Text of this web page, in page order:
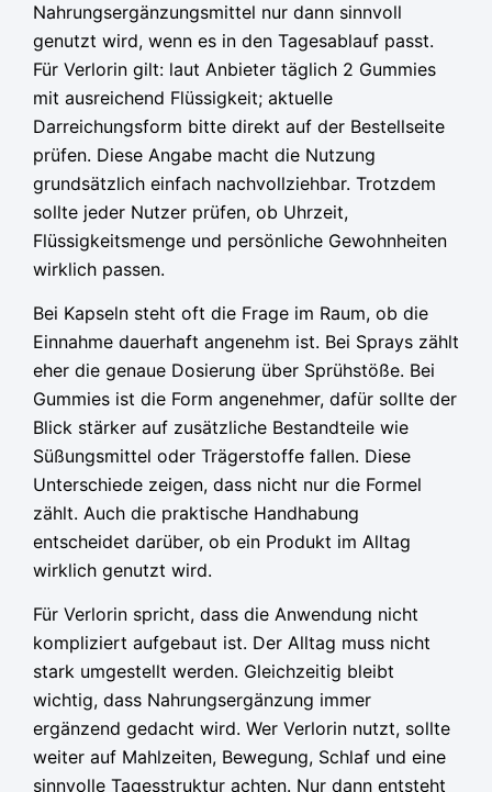
Nahrungsergänzungsmittel nur dann sinnvoll
genutzt wird, wenn es in den Tagesablauf passt.
Für Verlorin gilt: laut Anbieter täglich 2 Gummies
mit ausreichend Flüssigkeit; aktuelle
Darreichungsform bitte direkt auf der Bestellseite
prüfen. Diese Angabe macht die Nutzung
grundsätzlich einfach nachvollziehbar. Trotzdem
sollte jeder Nutzer prüfen, ob Uhrzeit,
Flüssigkeitsmenge und persönliche Gewohnheiten
wirklich passen.
Bei Kapseln steht oft die Frage im Raum, ob die
Einnahme dauerhaft angenehm ist. Bei Sprays zählt
eher die genaue Dosierung über Sprühstöße. Bei
Gummies ist die Form angenehmer, dafür sollte der
Blick stärker auf zusätzliche Bestandteile wie
Süßungsmittel oder Trägerstoffe fallen. Diese
Unterschiede zeigen, dass nicht nur die Formel
zählt. Auch die praktische Handhabung
entscheidet darüber, ob ein Produkt im Alltag
wirklich genutzt wird.
Für Verlorin spricht, dass die Anwendung nicht
kompliziert aufgebaut ist. Der Alltag muss nicht
stark umgestellt werden. Gleichzeitig bleibt
wichtig, dass Nahrungsergänzung immer
ergänzend gedacht wird. Wer Verlorin nutzt, sollte
weiter auf Mahlzeiten, Bewegung, Schlaf und eine
sinnvolle Tagesstruktur achten. Nur dann entsteht